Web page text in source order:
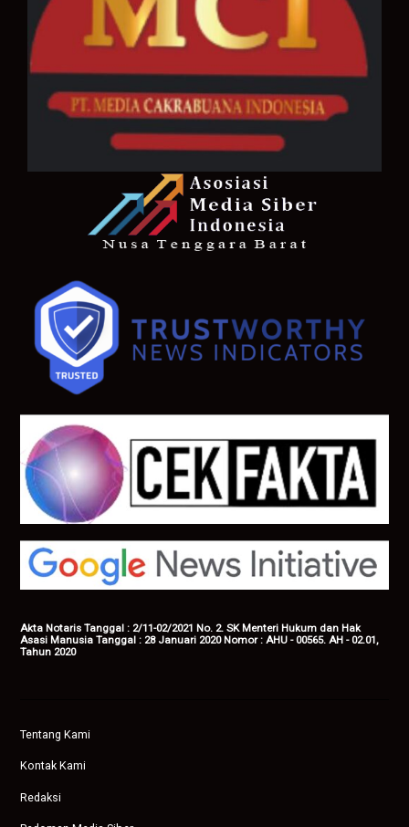
Akta Notaris Tanggal : 2/11-02/2021 No. 2. SK Menteri Hukum dan Hak
Asasi Manusia Tanggal : 28 Januari 2020 Nomor : AHU - 00565. AH - 02.01,
Tahun 2020
Tentang Kami
Kontak Kami
Redaksi